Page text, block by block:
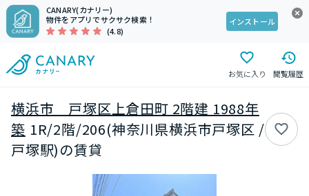
CANARY(カナリー)
物件をアプリでサクサク検索！
(4.8)
インストール
お気に入り 閲覧履歴
横浜市 戸塚区上倉田町 2階建 1988年
築 1R/2階/206(神奈川県横浜市戸塚区 /
戸塚駅)の賃貸